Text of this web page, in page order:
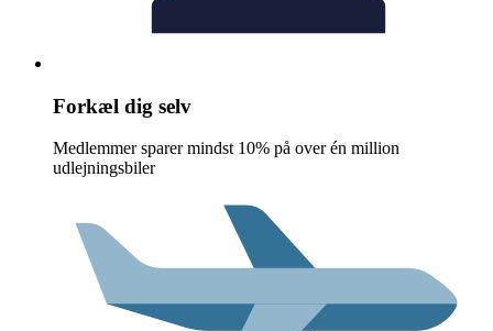
Forkæl dig selv
Medlemmer sparer mindst 10% på over én million
udlejningsbiler